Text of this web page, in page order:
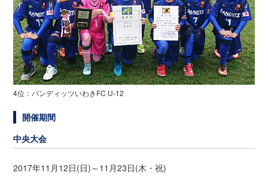
4位：バンディッツいわきFC U-12
開催期間
中央大会
2017年11月12日(日)～11月23日(木・祝)